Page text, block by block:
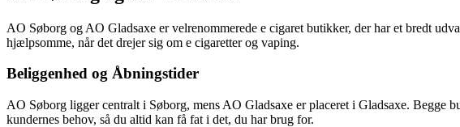
AO Søborg og AO Gladsaxe er velrenommerede e cigaret butikker, der har et bredt
hjælpsomme, når det drejer sig om e cigaretter og vaping.
Beliggenhed og Åbningstider
AO Søborg ligger centralt i Søborg, mens AO Gladsaxe er placeret i Gladsaxe. Begge
kundernes behov, så du altid kan få fat i det, du har brug for.